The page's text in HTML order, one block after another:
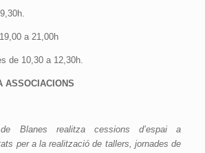
a 21,00h
de 10,30 a 12,30h.
ASSOCIACIONS
Blanes realitza cessions d’espai a
per a la realització de tallers, jornades de